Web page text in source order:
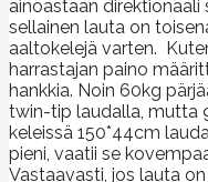
ainoastaan
sellainen lauta on
aaltokelejä varten.
harrastajan paino
hankkia. Noin 60kg
twin-tip laudalla, mutta
keleissä 150*44cm
pieni, vaatii se
Vastaavasti, jos lauta